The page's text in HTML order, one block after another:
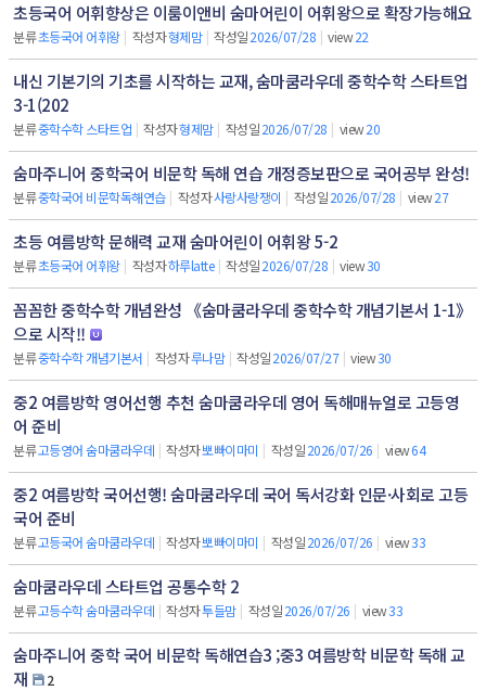
초등국어 어휘향상은 이룸이앤비 숨마어린이 어휘왕으로 확장가능해요
분류초등국어 어휘왕 | 작성자형제맘 | 작성일2026/07/28 | view22
내신 기본기의 기초를 시작하는 교재, 숨마쿰라우데 중학수학 스타트업
3-1(202
분류중학수학 스타트업 | 작성자형제맘 | 작성일2026/07/28 | view20
숨마주니어 중학국어 비문학 독해 연습 개정증보판으로 국어공부 완성!
분류중학국어 비문학독해연습 | 작성자사랑사랑쟁이 | 작성일2026/07/28 | view27
초등 여름방학 문해력 교재 숨마어린이 어휘왕 5-2
분류초등국어 어휘왕 | 작성자하루latte | 작성일2026/07/28 | view30
꼼꼼한 중학수학 개념완성 《숨마쿰라우데 중학수학 개념기본서 1-1》
으로 시작!!
분류중학수학 개념기본서 | 작성자루나맘 | 작성일2026/07/27 | view30
중2 여름방학 영어선행 추천 숨마쿰라우데 영어 독해매뉴얼로 고등영
어 준비
분류고등영어 숨마쿰라우데 | 작성자뽀빠이마미 | 작성일2026/07/26 | view64
중2 여름방학 국어선행! 숨마쿰라우데 국어 독서강화 인문·사회로 고등
국어 준비
분류고등국어 숨마쿰라우데 | 작성자뽀빠이마미 | 작성일2026/07/26 | view33
숨마쿰라우데 스타트업 공통수학 2
분류고등수학 숨마쿰라우데 | 작성자투들맘 | 작성일2026/07/26 | view33
숨마주니어 중학 국어 비문학 독해연습3 ;중3 여름방학 비문학 독해 교
재
2